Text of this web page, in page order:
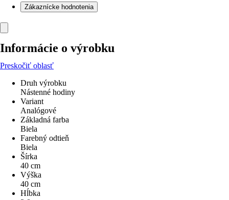
Zákaznícke hodnotenia
Informácie o výrobku
Preskočiť oblasť
Druh výrobku
Nástenné hodiny
Variant
Analógové
Základná farba
Biela
Farebný odtieň
Biela
Šírka
40 cm
Výška
40 cm
Hĺbka